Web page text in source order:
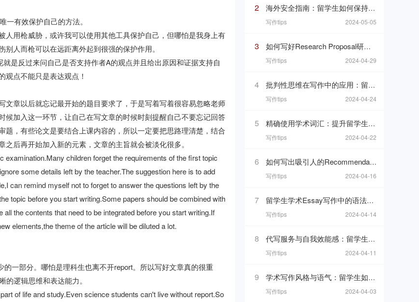
有效保护自己的方法。
用枪威胁，或许我可以使用其他工具保护自己，但哪怕是我身上有
人而枪可以在远距离外起到很强的保护作用。
是反过来问自己是否支持作者A的观点并且给出原因和证据支持自
观点不能只是表达观点！
章以后就忘记最开始的题目要求了，于是写着写着很容易忽略老师
加入这一环节，让自己在写文章的时候时刻提醒自己不要忘记回答
，有些论文是要结合上课内容的，所以一定要把思路理清楚，结合
后再开始加入新的元素，文章的主旨就会被淡化很多。
children forget the requirements of the first topic
some details left by the teacher.The suggestion here is to add
can remind myself not to forget to answer the questions left by the
topic before you start writing.Some papers should be combined with
the contents that need to be integrated before you start writing.If
elements,the theme of the article will be diluted a lot.
一部分。哪怕是理科生也离不开report。所以写好文章真的很重
逻辑思维和表达能力。
of life and study.Even science students can't live without report.So
2 海外安全指南：留学生如何保持个人安全
写作tips 2024-05-05
3 如何写好Research Proposal研究计划：研究计划写作的七个要素
写作tips 2024-04-29
4 批判性思维在写作中的应用：留学生指南
写作tips 2024-04-24
5 精确使用学术词汇：提升留学生论文质量的关键技巧
写作tips 2024-04-22
6 如何写出吸引人的Recommendation Letter？写作解析与技巧！
写作tips 2024-04-16
7 留学生学术Essay写作中的语法细节与易错点剖析
写作tips 2024-04-14
8 代写服务与自我效能感：留学生如何维持学习动力
写作tips 2024-04-11
9 学术写作风格与语气：留学生如何把握平衡
写作tips 2024-04-03